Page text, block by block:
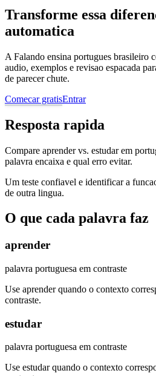
Transforme essa
automatica
A Falando ensina portugues brasileiro
audio, exemplos e revisao espacada
de parecer chute.
Comecar gratisEntrar
Resposta rapida
Compare aprender vs. estudar em
palavra encaixa e qual erro evitar.
Um teste confiavel e identificar a
de outra lingua.
O que cada palavra faz
aprender
palavra portuguesa em contraste
Use aprender quando o contexto
contraste.
estudar
palavra portuguesa em contraste
Use estudar quando o contexto